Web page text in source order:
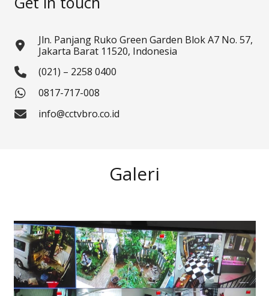
Jln. Panjang Ruko Green Garden Blok A7 No. 57,
Jakarta Barat 11520, Indonesia
(021) – 2258 0400
0817-717-008
info@cctvbro.co.id
Galeri